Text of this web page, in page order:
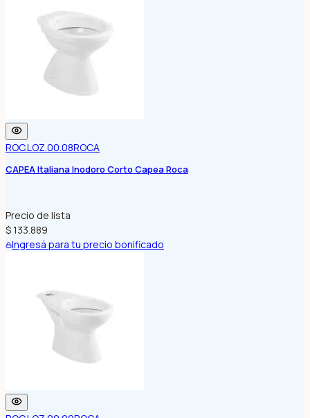
ROC.LOZ.00.08ROCA
CAPEA Italiana Inodoro Corto Capea Roca
Precio de lista
$ 133.889
Ingresá para tu precio bonificado